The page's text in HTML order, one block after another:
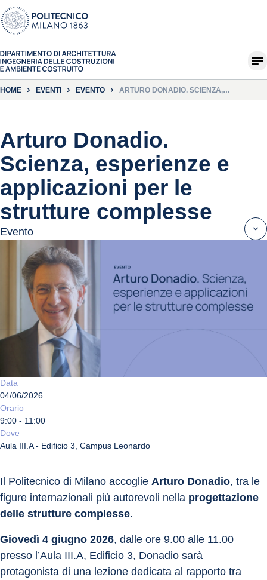
HOME EVENTI EVENTO
ARTURO DONADIO. SCIENZA,
Arturo Donadio.
Scienza, esperienze e
applicazioni per le
strutture complesse
Evento
Data
04/06/2026
Orario
9:00 - 11:00
Dove
Aula III.A - Edificio 3, Campus Leonardo
Il Politecnico di Milano accoglie Arturo Donadio, tra le
figure internazionali più autorevoli nella progettazione
delle strutture complesse.
Giovedì 4 giugno 2026, dalle ore 9.00 alle 11.00
presso l’Aula III.A, Edificio 3, Donadio sarà
protagonista di una lezione dedicata al rapporto tra